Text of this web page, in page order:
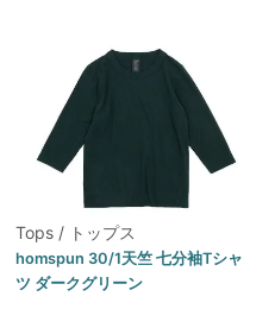
Tops / トップス
homspun 30/1天竺 七分袖Tシャ
ツ ダークグリーン